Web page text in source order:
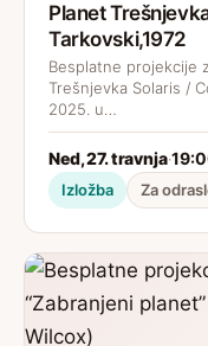
Planet
Tarkovski,1972
Besplatne projekcije
Trešnjevka Solaris /
2025. u…
Ned, 27. travnja·
Izložba Za